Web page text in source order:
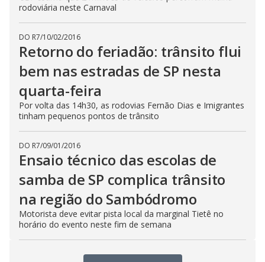
rodoviária neste Carnaval
DO R7/10/02/2016
Retorno do feriadão: trânsito flui
bem nas estradas de SP nesta
quarta-feira
Por volta das 14h30, as rodovias Fernão Dias e Imigrantes
tinham pequenos pontos de trânsito
DO R7/09/01/2016
Ensaio técnico das escolas de
samba de SP complica trânsito
na região do Sambódromo
Motorista deve evitar pista local da marginal Tietê no
horário do evento neste fim de semana